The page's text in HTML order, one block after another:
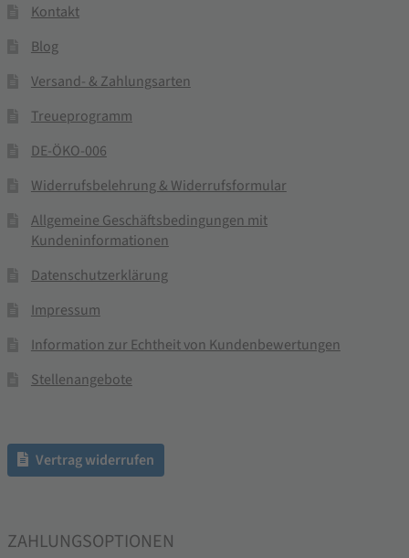
Kontakt
Blog
Versand- & Zahlungsarten
Treueprogramm
DE-ÖKO-006
Widerrufsbelehrung & Widerrufsformular
Allgemeine Geschäftsbedingungen mit
Kundeninformationen
Datenschutzerklärung
Impressum
Information zur Echtheit von Kundenbewertungen
Stellenangebote
Vertrag widerrufen
ZAHLUNGSOPTIONEN